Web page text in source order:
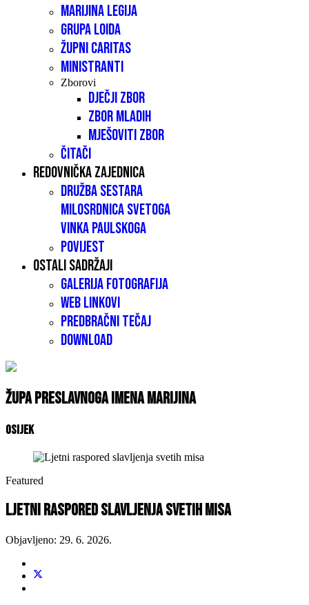
Marijina legija
Grupa LOIDA
Župni caritas
Ministranti
Zborovi
Dječji zbor
Zbor mladih
Mješoviti zbor
Čitači
Redovnička zajednica
Družba sestara
milosrdnica Svetoga
Vinka Paulskoga
Povijest
Ostali sadržaji
Galerija fotografija
Web linkovi
Predbračni tečaj
Download
Župa Preslavnoga Imena Marijina
Osijek
Featured
Ljetni raspored slavljenja svetih misa
Objavljeno: 29. 6. 2026.